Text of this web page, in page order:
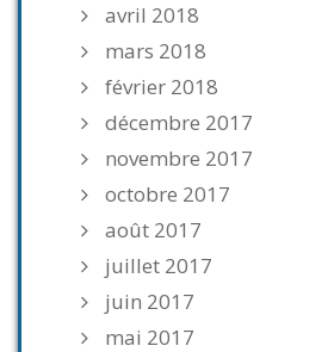
avril 2018
mars 2018
février 2018
décembre 2017
novembre 2017
octobre 2017
août 2017
juillet 2017
juin 2017
mai 2017